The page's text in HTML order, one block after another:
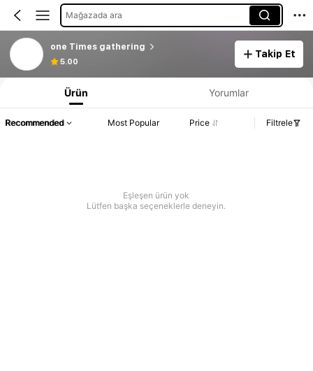
Mağazada ara
one Times gathering
5.00
Takip Et
Ürün Yorumlar
Recommended Most Popular Price Filtrele
Eşleşen ürün yok
Lütfen başka seçeneklerle deneyin.